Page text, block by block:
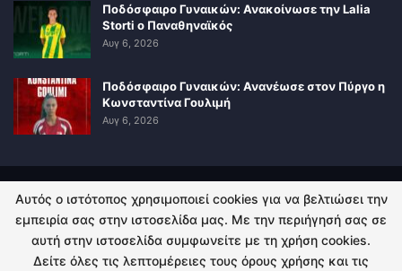
Ποδόσφαιρο Γυναικών: Ανακοίνωσε την Lalia
Storti ο Παναθηναϊκός
Αυγ 6, 2026
Ποδόσφαιρο Γυναικών: Ανανέωσε στον Πύργο η
Κωνσταντίνα Γουλιμή
Αυγ 6, 2026
ΠΟΛΙΤΙΚΗ ΑΠΟΡΡΗΤΟΥ ΕΠΙΚΟΙΝΩΝΙΑ
© 2026 - Kingsport.gr. All Rights Reserved.
Αυτός ο ιστότοπος χρησιμοποιεί cookies για να βελτιώσει την
εμπειρία σας στην ιστοσελίδα μας. Με την περιήγησή σας σε
αυτή στην ιστοσελίδα συμφωνείτε με τη χρήση cookies.
Δείτε όλες τις λεπτομέρειες τους όρους χρήσης και τις